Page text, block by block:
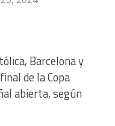
Barcelona y
de la Copa
abierta, según